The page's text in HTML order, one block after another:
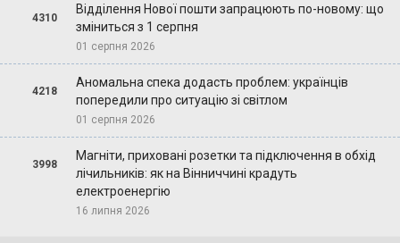
4310
Відділення Нової пошти запрацюють по-новому: що
зміниться з 1 серпня
01 серпня 2026
4218
Аномальна спека додасть проблем: українців
попередили про ситуацію зі світлом
01 серпня 2026
3998
Магніти, приховані розетки та підключення в обхід
лічильників: як на Вінниччині крадуть
електроенергію
16 липня 2026